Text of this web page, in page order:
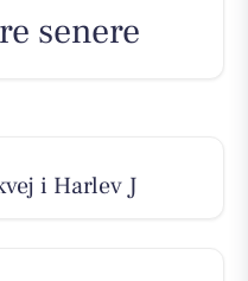
senere
i Harlev J